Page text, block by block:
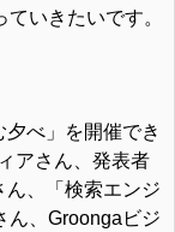
いきたいです。
べ」を開催でき
アさん、発表者
、「検索エンジ
ん、Groongaビジ